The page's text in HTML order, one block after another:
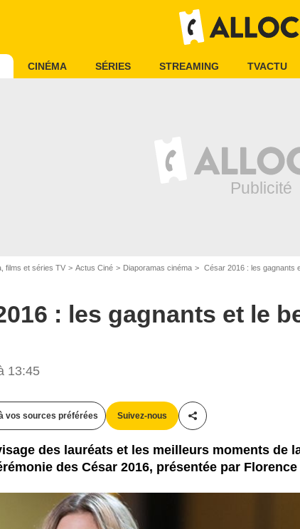
CINÉMA SÉRIES STREAMING TVACTU
films et séries TV Actus Ciné Diaporamas cinéma César 2016 : les gagnants
: les gagnants et le
13:45
vos sources préférées Suivez-nous
Partager cet article
des lauréats et les meilleurs moments de
des César 2016, présentée par
BORDE-JACOVIDES / BESTIMAGE